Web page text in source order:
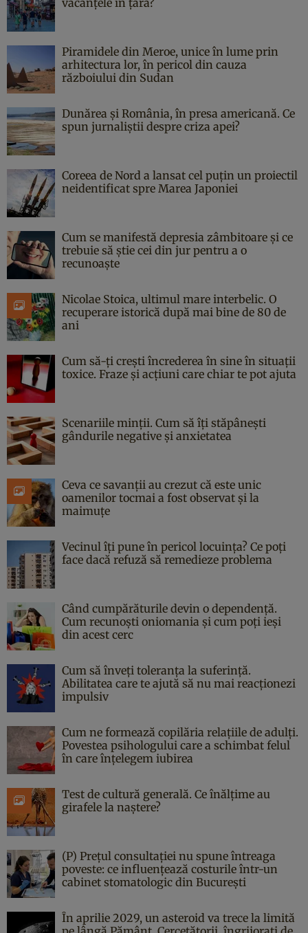
Piramidele din Meroe, unice în lume prin
arhitectura lor, în pericol din cauza
războiului din Sudan
Dunărea și România, în presa americană. Ce
spun jurnaliștii despre criza apei?
Coreea de Nord a lansat cel puțin un proiectil
neidentificat spre Marea Japoniei
Cum se manifestă depresia zâmbitoare și ce
trebuie să știe cei din jur pentru a o
recunoaște
Nicolae Stoica, ultimul mare interbelic. O
recuperare istorică după mai bine de 80 de
ani
Cum să-ți crești încrederea în sine în situații
toxice. Fraze și acțiuni care chiar te pot ajuta
Scenariile minții. Cum să îți stăpânești
gândurile negative și anxietatea
Ceva ce savanții au crezut că este unic
oamenilor tocmai a fost observat și la
maimuțe
Vecinul îți pune în pericol locuința? Ce poți
face dacă refuză să remedieze problema
Când cumpărăturile devin o dependență.
Cum recunoști oniomania și cum poți ieși
din acest cerc
Cum să înveți toleranța la suferință.
Abilitatea care te ajută să nu mai reacționezi
impulsiv
Cum ne formează copilăria relațiile de adulți.
Povestea psihologului care a schimbat felul
în care înțelegem iubirea
Test de cultură generală. Ce înălțime au
girafele la naștere?
(P) Prețul consultației nu spune întreaga
poveste: ce influențează costurile într-un
cabinet stomatologic din București
În aprilie 2029, un asteroid va trece la limită